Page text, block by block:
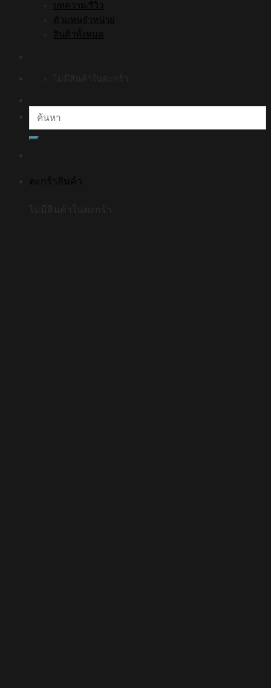
บทความ/รีวิว
ตัวแทนจำหน่าย
สินค้าทั้งหมด
ค้นหา:
ตะกร้าสินค้า